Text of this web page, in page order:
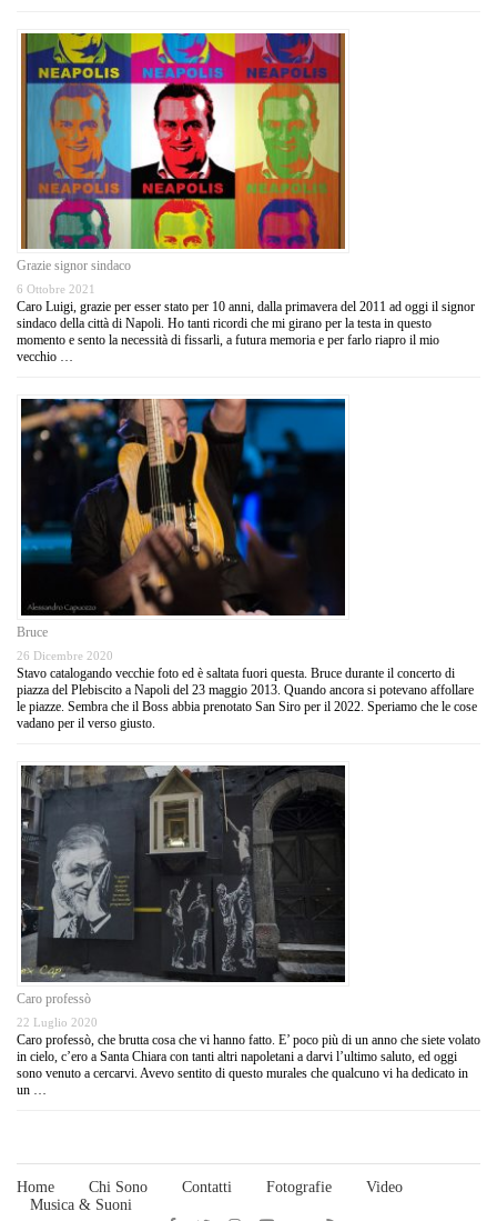
Grazie signor sindaco
6 Ottobre 2021
Caro Luigi, grazie per esser stato per 10 anni, dalla primavera del 2011 ad oggi il signor
sindaco della città di Napoli. Ho tanti ricordi che mi girano per la testa in questo
momento e sento la necessità di fissarli, a futura memoria e per farlo riapro il mio
vecchio …
Bruce
26 Dicembre 2020
Stavo catalogando vecchie foto ed è saltata fuori questa. Bruce durante il concerto di
piazza del Plebiscito a Napoli del 23 maggio 2013. Quando ancora si potevano affollare
le piazze. Sembra che il Boss abbia prenotato San Siro per il 2022. Speriamo che le cose
vadano per il verso giusto.
Caro professò
22 Luglio 2020
Caro professò, che brutta cosa che vi hanno fatto. E’ poco più di un anno che siete volato
in cielo, c’ero a Santa Chiara con tanti altri napoletani a darvi l’ultimo saluto, ed oggi
sono venuto a cercarvi. Avevo sentito di questo murales che qualcuno vi ha dedicato in
un …
Home Chi Sono Contatti Fotografie
Video
Musica & Suoni